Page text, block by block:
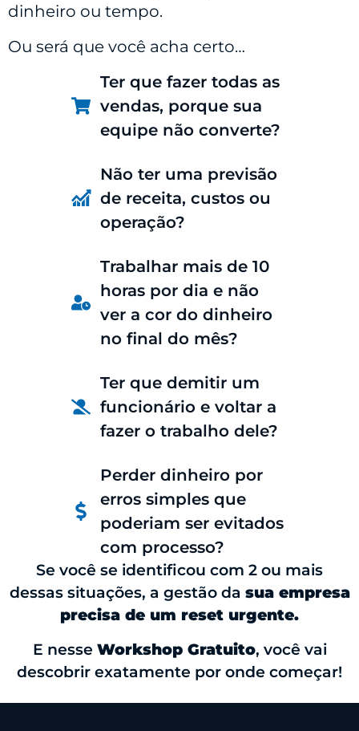
dinheiro ou tempo.
Ou será que você acha certo…
Ter que fazer todas as
vendas, porque sua
equipe não converte?
Não ter uma previsão
de receita, custos ou
operação?
Trabalhar mais de 10
horas por dia e não
ver a cor do dinheiro
no final do mês?
Ter que demitir um
funcionário e voltar a
fazer o trabalho dele?
Perder dinheiro por
erros simples que
poderiam ser evitados
com processo?
Se você se identificou com 2 ou mais
dessas situações, a gestão da sua empresa
precisa de um reset urgente.
E nesse Workshop Gratuito, você vai
descobrir exatamente por onde começar!